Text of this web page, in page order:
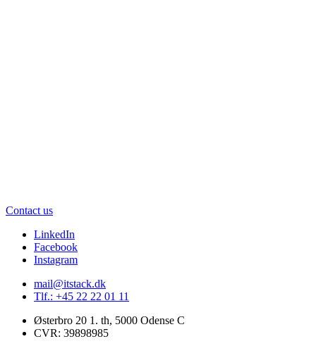
Contact us
LinkedIn
Facebook
Instagram
mail@itstack.dk
Tlf.: +45 22 22 01 11
Østerbro 20 1. th, 5000 Odense C
CVR: 39898985